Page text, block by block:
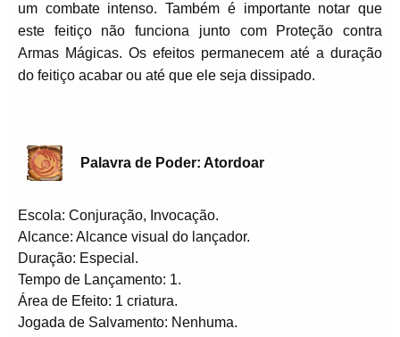
um combate intenso. Também é importante notar que
este feitiço não funciona junto com Proteção contra
Armas Mágicas. Os efeitos permanecem até a duração
do feitiço acabar ou até que ele seja dissipado.
Palavra de Poder: Atordoar
Escola: Conjuração, Invocação.
Alcance: Alcance visual do lançador.
Duração: Especial.
Tempo de Lançamento: 1.
Área de Efeito: 1 criatura.
Jogada de Salvamento: Nenhuma.